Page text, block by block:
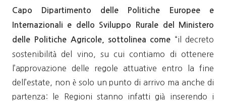
Capo Dipartimento delle Politiche Europee e
Internazionali e dello Sviluppo Rurale del Ministero
delle Politiche Agricole, sottolinea come “il decreto
sostenibilità del vino, su cui contiamo di ottenere
l’approvazione delle regole attuative entro la fine
dell’estate, non è solo un punto di arrivo ma anche di
partenza: le Regioni stanno infatti già inserendo i